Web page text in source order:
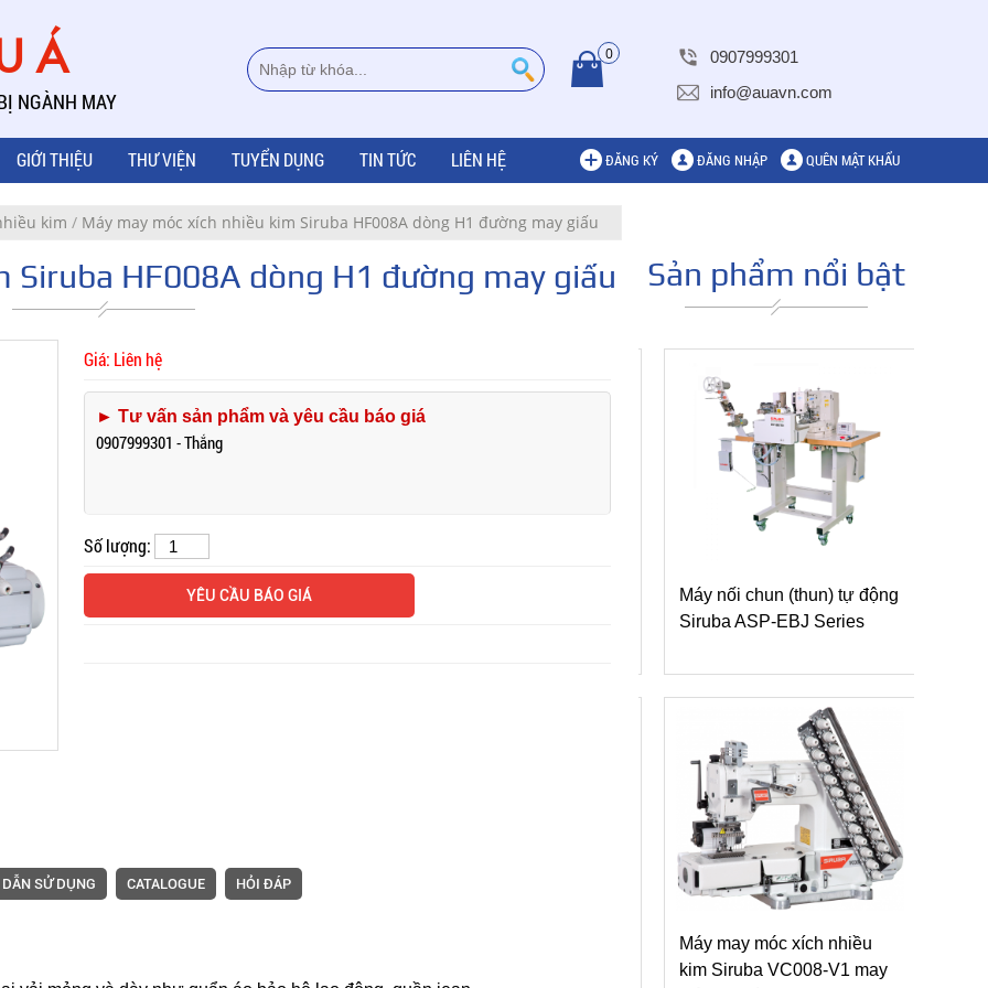
Á
NGÀNH MAY
0
0907999301
info@auavn.com
GIỚI THIỆU THƯ VIỆN TUYỂN DỤNG TIN TỨC LIÊN HỆ ĐĂNG KÝ ĐĂNG NHẬP QUÊN MẬT KHẨU
kim / Máy may móc xích nhiều kim Siruba HF008A dòng H1 đường may giấu
Siruba HF008A dòng H1 đường may giấu
Giá: Liên hệ
► Tư vấn sản phẩm và yêu cầu báo giá
0907999301 - Thắng
Số lượng:
YÊU CẦU BÁO GIÁ
SỬ DỤNG CATALOGUE HỎI ĐÁP
Sản phẩm nổi bật
máy vắt sổ Siruba
Máy nối chun (thun) tự động
Siruba ASP-EBJ Series
Máy may móc xích nhiều
kim Siruba VC008-V1 may